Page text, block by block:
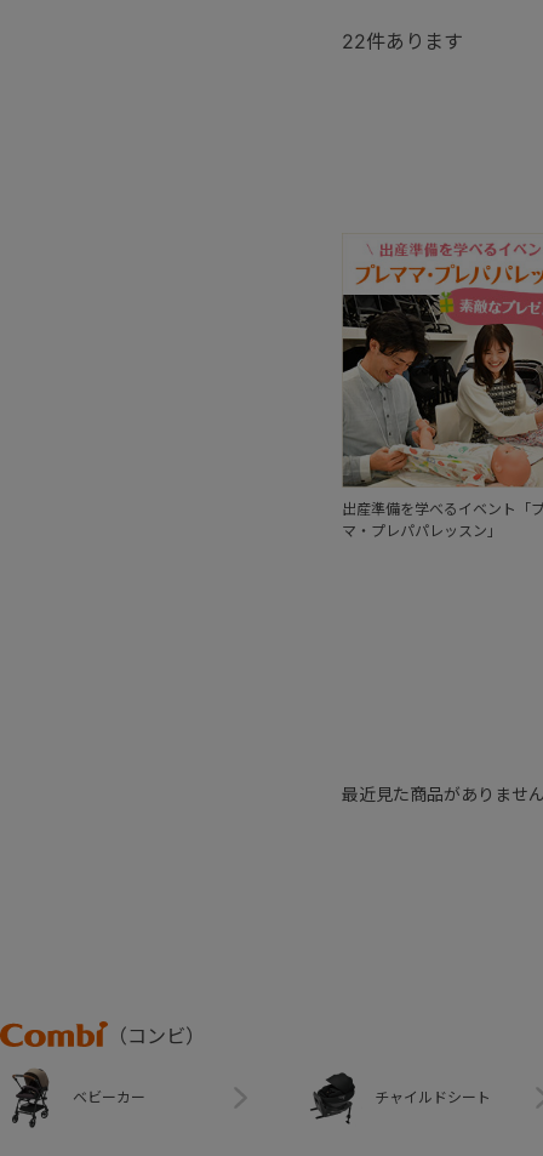
22件あります
出産準備を学べるイベント「
マ・プレパパレッスン」
最近見た商品がありませ
Combi
（コンビ）
ベビーカー チャイルドシート